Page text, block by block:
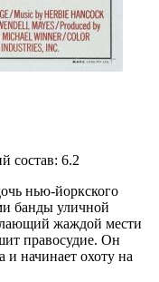
состав: 6.2
нью-йоркского
банды уличной
жаждой мести
правосудие. Он
начинает охоту на